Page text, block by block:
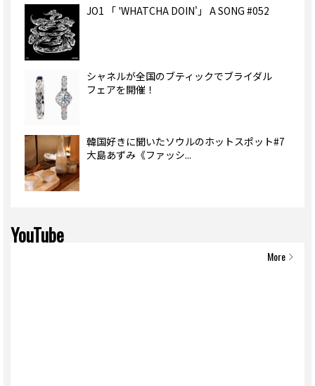
JO1 「 'WHATCHA DOIN'」 A SONG #052
シャネルが全国のブティックでブライダル
フェアを開催！
韓国好きに聞いたソウルのホットスポット#7
大島あずみ《ファッシ...
YouTube
More